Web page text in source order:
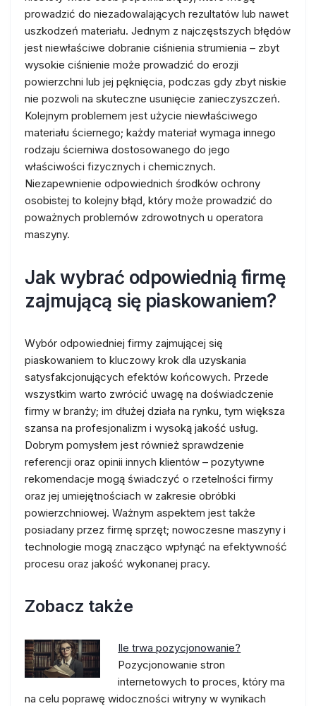
prowadzić do niezadowalających rezultatów lub nawet
uszkodzeń materiału. Jednym z najczęstszych błędów
jest niewłaściwe dobranie ciśnienia strumienia – zbyt
wysokie ciśnienie może prowadzić do erozji
powierzchni lub jej pęknięcia, podczas gdy zbyt niskie
nie pozwoli na skuteczne usunięcie zanieczyszczeń.
Kolejnym problemem jest użycie niewłaściwego
materiału ściernego; każdy materiał wymaga innego
rodzaju ścierniwa dostosowanego do jego
właściwości fizycznych i chemicznych.
Niezapewnienie odpowiednich środków ochrony
osobistej to kolejny błąd, który może prowadzić do
poważnych problemów zdrowotnych u operatora
maszyny.
Jak wybrać odpowiednią firmę
zajmującą się piaskowaniem?
Wybór odpowiedniej firmy zajmującej się
piaskowaniem to kluczowy krok dla uzyskania
satysfakcjonujących efektów końcowych. Przede
wszystkim warto zwrócić uwagę na doświadczenie
firmy w branży; im dłużej działa na rynku, tym większa
szansa na profesjonalizm i wysoką jakość usług.
Dobrym pomysłem jest również sprawdzenie
referencji oraz opinii innych klientów – pozytywne
rekomendacje mogą świadczyć o rzetelności firmy
oraz jej umiejętnościach w zakresie obróbki
powierzchniowej. Ważnym aspektem jest także
posiadany przez firmę sprzęt; nowoczesne maszyny i
technologie mogą znacząco wpłynąć na efektywność
procesu oraz jakość wykonanej pracy.
Zobacz także
Ile trwa pozycjonowanie?
Pozycjonowanie stron
internetowych to proces, który ma
na celu poprawę widoczności witryny w wynikach